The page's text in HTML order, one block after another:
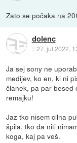
Zato se počaka na
dolenc
::27. jul 2022,
Ja sej sony ne
medijev, ko en, ki ni
članek, pa par besed
remajku!
Jaz tko nisem cilna
špila, tko da niti
koga, kaj pa veš.